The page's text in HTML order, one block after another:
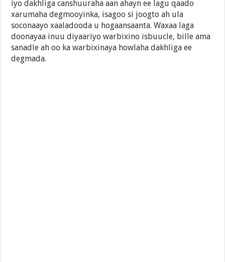
iyo dakhliga canshuuraha aan ahayn ee lagu qaado
xarumaha degmooyinka, isagoo si joogto ah ula
soconaayo xaaladooda u hogaansaanta. Waxaa laga
doonayaa inuu diyaariyo warbixino isbuucle, bille ama
sanadle ah oo ka warbixinaya howlaha dakhliga ee
degmada.